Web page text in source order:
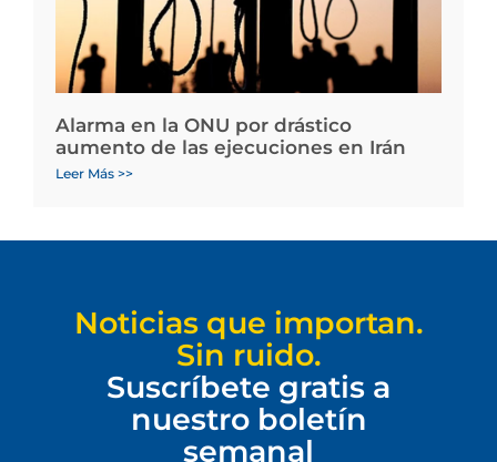
Alarma en la ONU por drástico
aumento de las ejecuciones en Irán
Leer Más >>
Noticias que importan.
Sin ruido.
Suscríbete gratis a
nuestro boletín
semanal